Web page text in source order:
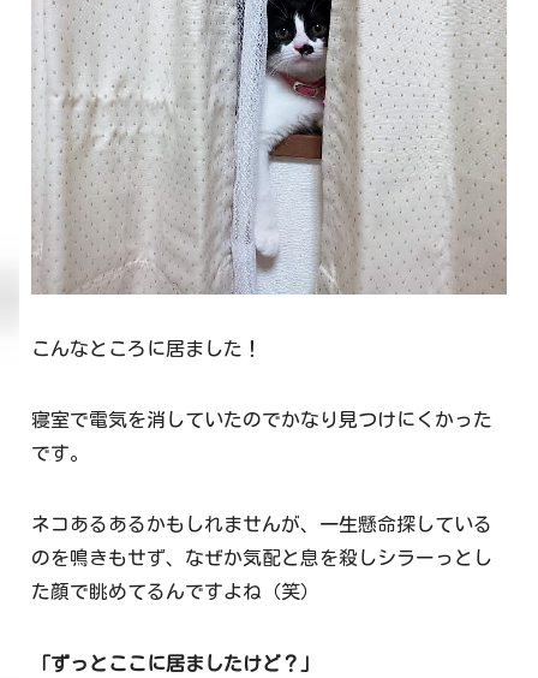
こんなところに居ました！
寝室で電気を消していたのでかなり見つけにくかった
です。
ネコあるあるかもしれませんが、一生懸命探している
のを鳴きもせず、なぜか気配と息を殺しシラーっとし
た顔で眺めてるんですよね（笑）
「ずっとここに居ましたけど？」